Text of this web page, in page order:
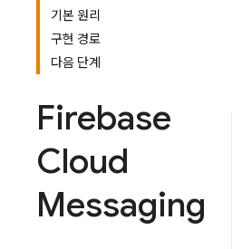
기본 원리
구현 경로
다음 단계
Firebase
Cloud
Messaging